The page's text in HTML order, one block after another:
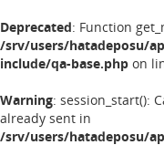
Deprecated: Function
/srv/users/hatadeposu/
include/qa-base.php on
Warning: session_start():
already sent in
/srv/users/hatadeposu/